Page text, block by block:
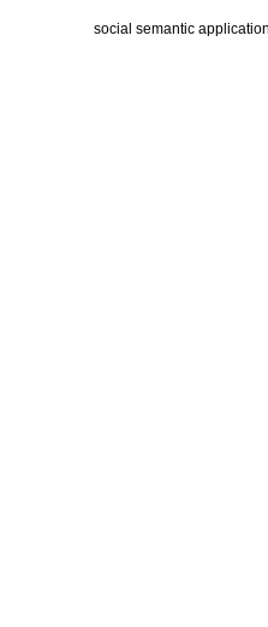
social semantic